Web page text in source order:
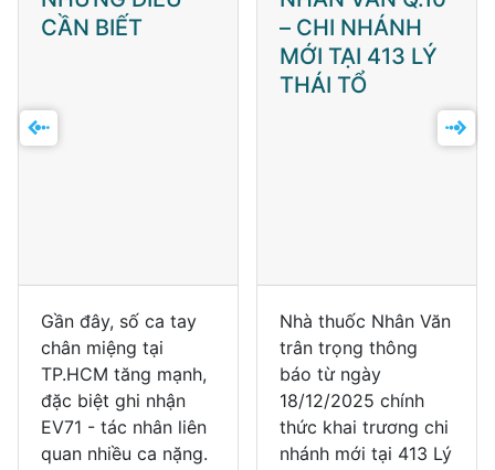
CẦN BIẾT
Gần đây, số ca tay
chân miệng tại
TP.HCM tăng mạnh,
đặc biệt ghi nhận
EV71 - tác nhân liên
quan nhiều ca nặng.
– CHI NHÁNH
MỚI TẠI 413 LÝ
THÁI TỔ
Nhà thuốc Nhân Văn
trân trọng thông
báo từ ngày
18/12/2025 chính
thức khai trương chi
nhánh mới tại 413 Lý